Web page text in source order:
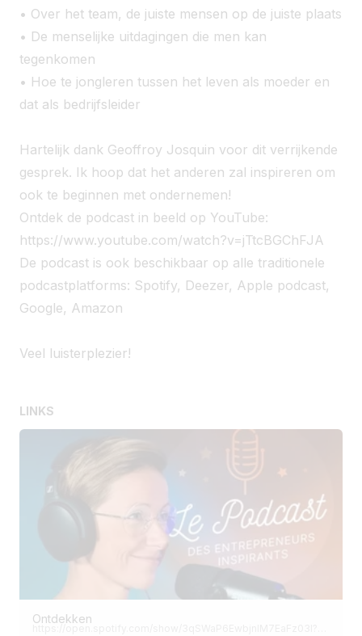
• Over het team, de juiste mensen op de juiste plaats
• De menselijke uitdagingen die men kan
tegenkomen
• Hoe te jongleren tussen het leven als moeder en
dat als bedrijfsleider
Hartelijk dank Geoffroy Josquin voor dit verrijkende
gesprek. Ik hoop dat het anderen zal inspireren om
ook te beginnen met ondernemen!
Ontdek de podcast in beeld op YouTube:
https://www.youtube.com/watch?v=jTtcBGChFJA
De podcast is ook beschikbaar op alle traditionele
podcastplatforms: Spotify, Deezer, Apple podcast,
Google, Amazon
Veel luisterplezier!
LINKS
Ontdekken